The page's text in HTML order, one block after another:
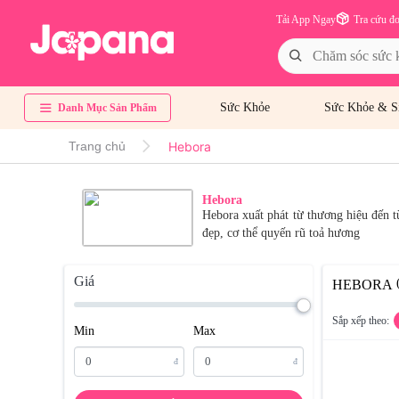
Tra cứu
Tải App Ngay
Danh Mục Sản Phẩm Sức Khỏe Sức Khỏe &
Trang chủ Hebora
Hebora
Hebora xuất phát từ thương hiệu đến
đẹp, cơ thể quyến rũ toả hương
Giá
Min
đ
Max
đ
HEBORA
Sắp xếp theo: